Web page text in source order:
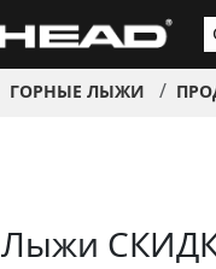
ГОРНЫЕ ЛЫЖИ
Лыжи